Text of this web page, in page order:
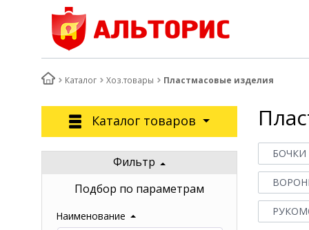
Каталог Хоз.товары Пластмасовые изделия
Каталог товаров
Фильтр
Подбор по параметрам
Наименование